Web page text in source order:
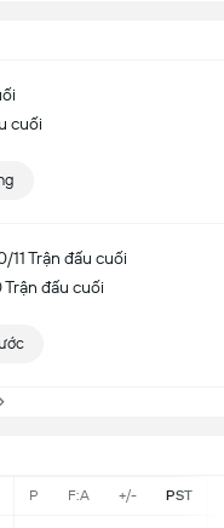
cuối
Trận đấu cuối
đấu cuối
P F:A +/- PST